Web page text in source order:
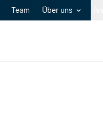
Team Über uns